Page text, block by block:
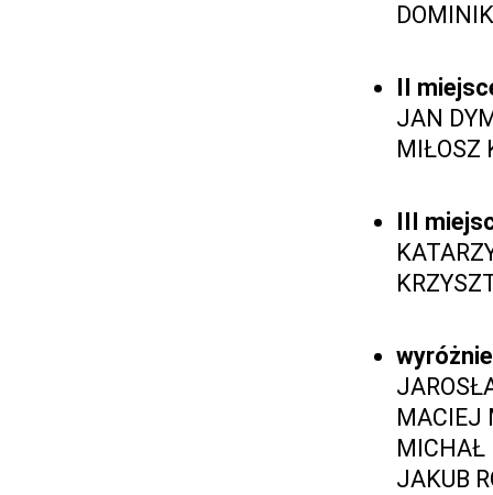
II
JAN
MIŁOSZ
III
MACIEJ
MICHAŁ
JAKUB